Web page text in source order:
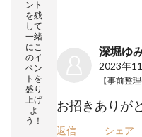
ント
を残
して
一緒
にこ
のイ
ベン
トを
盛り
上げ
よ
う！
深堀ゆ
2023年
お招きありが
返信 シェア